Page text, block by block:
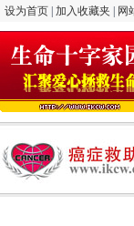
设为首页 加入收藏夹 网